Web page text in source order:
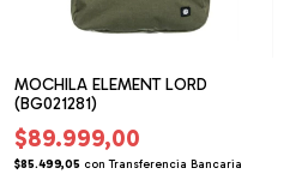
MOCHILA ELEMENT LORD
(BG021281)
$89.999,00
$85.499,05 con Transferencia Bancaria